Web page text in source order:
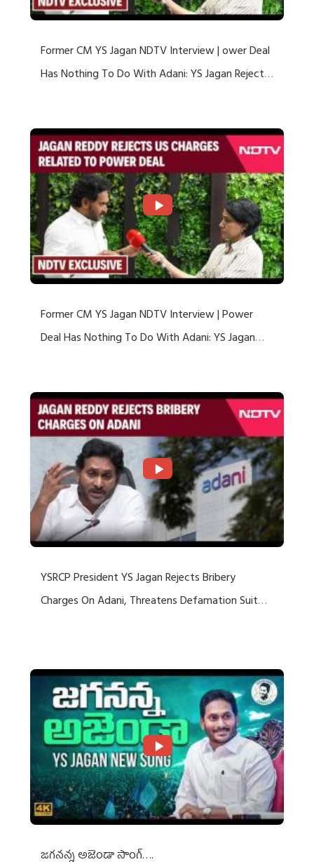
Former CM YS Jagan NDTV Interview | ower Deal
Has Nothing To Do With Adani: YS Jagan Rejects
Former CM YS Jagan NDTV Interview | Power
Deal Has Nothing To Do With Adani: YS Jagan
YSRCP President YS Jagan Rejects Bribery
Charges On Adani, Threatens Defamation Suit
జగనన్న అజెండా సాంగ్….